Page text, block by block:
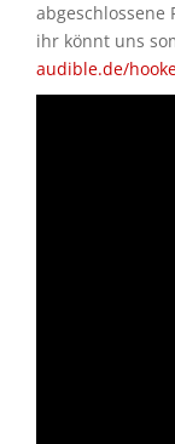
abgeschlossene
ihr könnt uns
audible.de/